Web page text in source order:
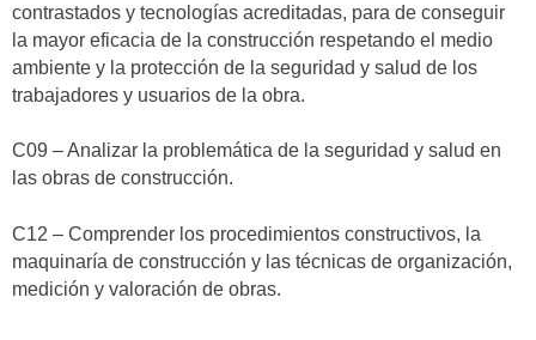
contrastados y tecnologías acreditadas, para de conseguir
la mayor eficacia de la construcción respetando el medio
ambiente y la protección de la seguridad y salud de los
trabajadores y usuarios de la obra.
C09 – Analizar la problemática de la seguridad y salud en
las obras de construcción.
C12 – Comprender los procedimientos constructivos, la
maquinaría de construcción y las técnicas de organización,
medición y valoración de obras.